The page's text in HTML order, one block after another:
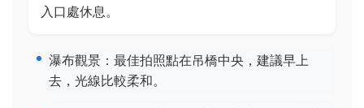
入口處休息。
瀑布觀景：最佳拍照點在吊橋中央，建議早上
去，光線比較柔和。